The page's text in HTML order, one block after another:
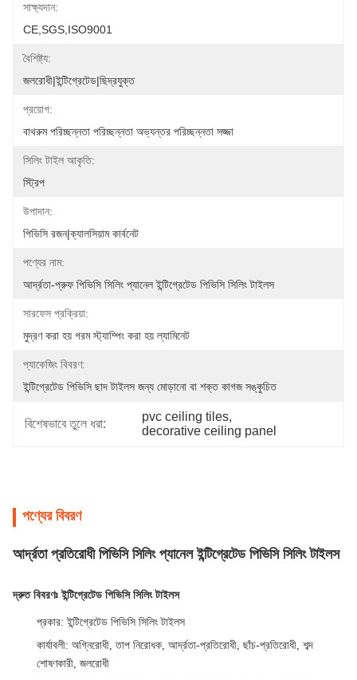
সাক্ষ্যদান:
CE,SGS,ISO9001
বৈশিষ্ট্য:
জলরোধী|ইন্টিগ্রেটেড|ছিদ্রযুক্ত
প্রয়োগ:
বাথরুম পরিচ্ছন্নতা পরিচ্ছন্নতা অভ্যন্তর পরিচ্ছন্নতা সজ্জা
সিলিং টাইল আকৃতি:
স্ট্রিপ
উপাদান:
পিভিসি রজন|ক্যালসিয়াম কার্বনেট
পণ্যের নাম:
আর্দ্রতা-প্রুফ পিভিসি সিলিং প্যানেল ইন্টিগ্রেটেড পিভিসি সিলিং টাইলস
সারফেস প্রক্রিয়া:
মুদ্রণ করা হয় গরম স্ট্যাম্পিং করা হয় ল্যামিনেট
প্যাকেজিং বিবরণ:
ইন্টিগ্রেটেড পিভিসি ছাদ টাইলস জন্য মোড়ানো বা শক্ত কাগজ সঙ্কুচিত
বিশেষভাবে তুলে ধরা:
pvc ceiling tiles,
decorative ceiling panel
পণ্যের বিবরণ
আর্দ্রতা প্রতিরোধী পিভিসি সিলিং প্যানেল ইন্টিগ্রেটেড পিভিসি সিলিং টাইলস
দ্রুত বিবরণঃ ইন্টিগ্রেটেড পিভিসি সিলিং টাইলস
প্রকার: ইন্টিগ্রেটেড পিভিসি সিলিং টাইলস
কার্যাবলী: অগ্নিরোধী, তাপ নিরোধক, আর্দ্রতা-প্রতিরোধী, ছাঁচ-প্রতিরোধী, শব্দ
শোষণকারী, জলরোধী